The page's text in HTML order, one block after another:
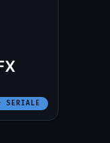
SERIALE